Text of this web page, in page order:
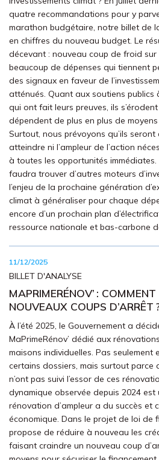
quatre recommandations pour y
marathon budgétaire, notre billet de
en chiffres du nouveau budget. Le
décevant : nouveau coup de froid sur
beaucoup de dépenses qui tiennent
des signaux en faveur de
atténués. Quant aux soutiens publics
qui ont fait leurs preuves, ils
dépendent de plus en plus de
Surtout, nous prévoyons qu’ils seront
atteindre ni l’ampleur de l’action
à toutes les opportunités immédiates.
faudra trouver d’autres moteurs
l’enjeu de la prochaine génération
climat à généraliser pour chaque
encore d’un prochain plan
ressource nationale et bas-carbone
11/12/2025
BILLET D'ANALYSE
MAPRIMERÉNOV’ :
NOUVEAUX COUPS D’ARRÊT
À l’été 2025, le Gouvernement a
MaPrimeRénov’ dédié aux
maisons individuelles. Pas
certains dossiers, mais surtout parce
n’ont pas suivi l’essor de ces
dynamique observée depuis 2024 est
rénovation d’ampleur a du succès et
économique. Dans le projet de loi de
propose de réduire à nouveau les
faisant craindre un nouveau coup